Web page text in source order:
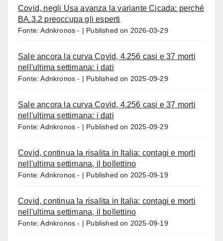
Covid, negli Usa avanza la variante Cicada: perché
BA.3.2 preoccupa gli esperti
Fonte: Adnkronos - Published on 2026-03-29
Sale ancora la curva Covid, 4.256 casi e 37 morti
nell'ultima settimana: i dati
Fonte: Adnkronos - Published on 2025-09-29
Sale ancora la curva Covid, 4.256 casi e 37 morti
nell'ultima settimana: i dati
Fonte: Adnkronos - Published on 2025-09-29
Covid, continua la risalita in Italia: contagi e morti
nell'ultima settimana, il bollettino
Fonte: Adnkronos - Published on 2025-09-19
Covid, continua la risalita in Italia: contagi e morti
nell'ultima settimana, il bollettino
Fonte: Adnkronos - Published on 2025-09-19